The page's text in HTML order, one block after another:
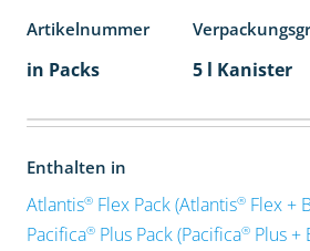
Artikelnummer
in Packs 5 l Kanister
Enthalten in
Atlantis®Flex Pack (Atlantis®Flex +
Pacifica®Plus Pack (Pacifica®Plus +